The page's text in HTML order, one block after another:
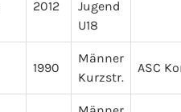
2012
Jugend
U18
1990
Männer
Kurzstr.
ASC